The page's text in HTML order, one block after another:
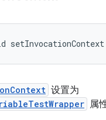
设置为
属